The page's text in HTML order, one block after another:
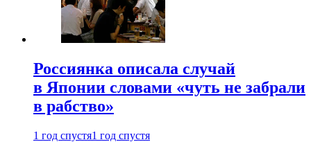
Россиянка описала случай
в Японии словами «чуть не забрали
в рабство»
1 год спустя1 год спустя